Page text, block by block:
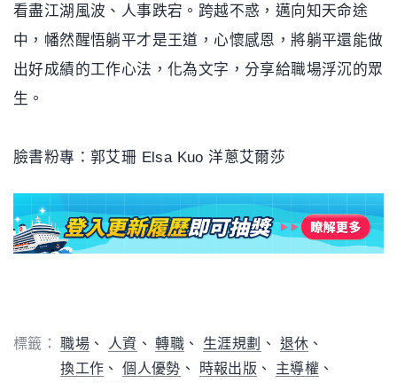
看盡江湖風波、人事跌宕。跨越不惑，邁向知天命途
中，幡然醒悟躺平才是王道，心懷感恩，將躺平還能做
出好成績的工作心法，化為文字，分享給職場浮沉的眾
生。
臉書粉專：郭艾珊 Elsa Kuo 洋蔥艾爾莎
標籤： 職場 人資 轉職 生涯規劃
退休
換工作
個人優勢 時報出版
主導權